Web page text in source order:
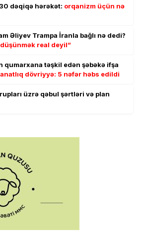
dəqiqə hərəkət: orqanizm üçün nə
Əliyev Trampa İranla bağlı nə dedi?
düşünmək real deyil”
qumarxana təşkil edən şəbəkə ifşa
dövriyyə: 5 nəfər həbs edildi
üzrə qəbul şərtləri və plan